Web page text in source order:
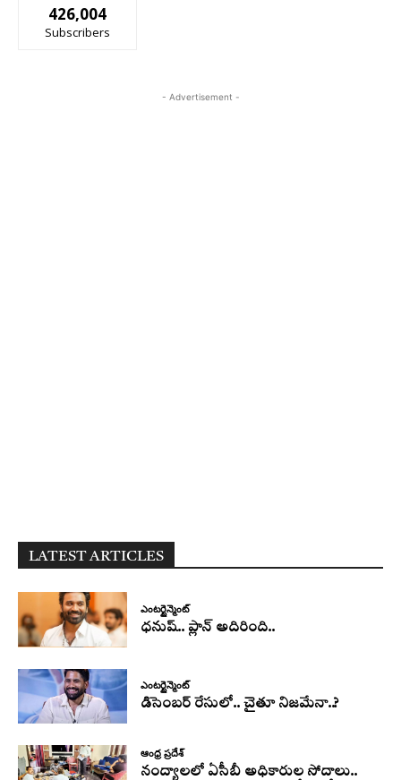
426,004
Subscribers
- Advertisement -
LATEST ARTICLES
ఎంటర్టైన్మెంట్
ధనుష్‌.. ప్లాన్ అదిరింది..
ఎంటర్టైన్మెంట్
డిసెంబర్ రేసులో.. చైతూ నిజమేనా..?
ఆంధ్ర ప్రదేశ్
నంద్యాలలో ఏసీబీ అధికారుల సోదాలు..